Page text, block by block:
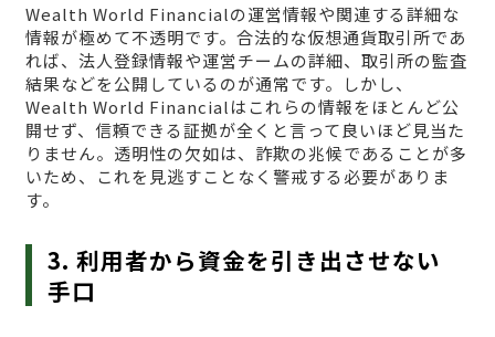
Wealth World Financialの運営情報や関連する詳細な
情報が極めて不透明です。合法的な仮想通貨取引所であ
れば、法人登録情報や運営チームの詳細、取引所の監査
結果などを公開しているのが通常です。しかし、
Wealth World Financialはこれらの情報をほとんど公
開せず、信頼できる証拠が全くと言って良いほど見当た
りません。透明性の欠如は、詐欺の兆候であることが多
いため、これを見逃すことなく警戒する必要がありま
す。
3. 利用者から資金を引き出させない
手口